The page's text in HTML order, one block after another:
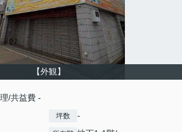
【外観】
/共益費 -
坪数 -